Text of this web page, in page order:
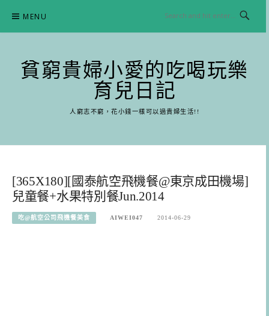
content
MENU
貧窮貴婦小愛的吃喝玩樂
育兒日記
人窮志不窮，花小錢一樣可以過貴婦生活!!
[365X180][國泰航空飛機餐@東京成田機場]
兒童餐+水果特別餐Jun.2014
吃@航空公司飛機餐美食 AIWEI047 2014-06-29